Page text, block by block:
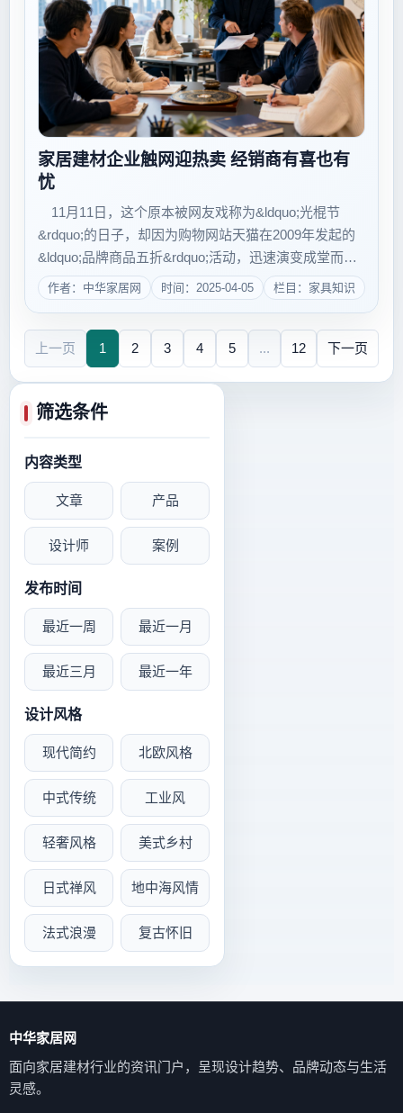
筛选条件
内容类型
文章 产品
设计师 案例
发布时间
最近一周 最近一月
最近三月 最近一年
设计风格
现代简约 北欧风格
中式传统 工业风
轻奢风格 美式乡村
日式禅风 地中海风情
法式浪漫 复古怀旧
家居建材企业触网迎热卖 经销商有喜也有
忧
11月11日，这个原本被网友戏称为&ldquo;光棍节
&rdquo;的日子，却因为购物网站天猫在2009年发起的
&ldquo;品牌商品五折&rdquo;活动，迅速演变成堂而皇
之的&ldquo;促销节&rdquo;。在已经举办的四次
&ldquo;11&middot;11&rdquo;...
作者：中华家居网 时间：2025-04-05 栏目：家具知识
上一页 1 2 3 4 5 ... 12 下一页
中华家居网
面向家居建材行业的资讯门户，呈现设计趋势、品牌动态与生活
灵感。